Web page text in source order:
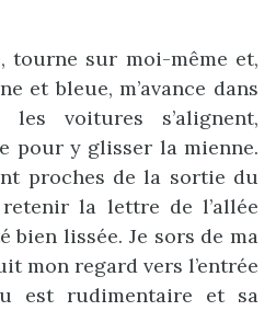
tourne sur moi-même et,
et bleue, m’avance dans
voitures s’alignent,
pour y glisser la mienne.
proches de la sortie du
la lettre de l’allée
bien lissée. Je sors de ma
mon regard vers l’entrée
est rudimentaire et sa